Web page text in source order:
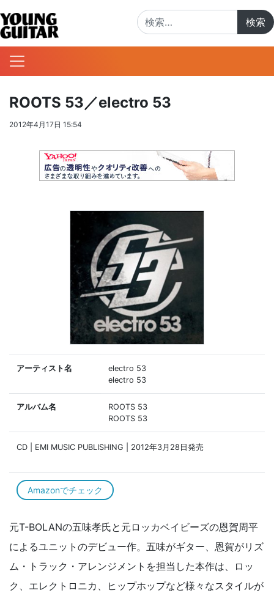
ROOTS 53／electro 53
2012年4月17日 15:54
アーティスト名
electro 53
electro 53
アルバム名
ROOTS 53
ROOTS 53
CD | EMI MUSIC PUBLISHING | 2012年3月28日発売
Amazonでチェック
元T-BOLANの五味孝氏と元ロッカベイビーズの恩賀周平
によるユニットのデビュー作。五味がギター、恩賀がリズ
ム・トラック・アレンジメントを担当した本作は、ロッ
ク、エレクトロニカ、ヒップホップなど様々なスタイルが